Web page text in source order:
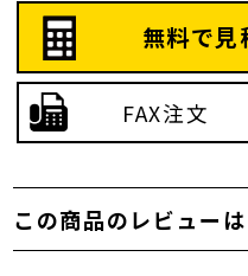
無料で見
FAX注文
この商品のレビューは